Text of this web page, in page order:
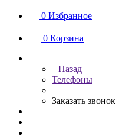
0 Избранное
0 Корзина
Назад
Телефоны
Заказать звонок